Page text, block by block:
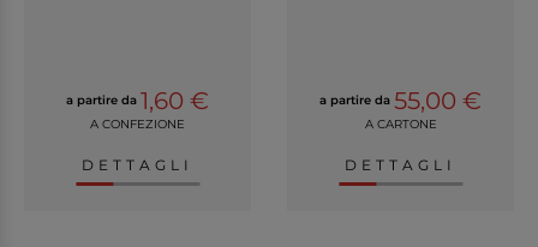
a partire da 1,60 €
A CONFEZIONE
DETTAGLI
a partire da 55,00 €
A CARTONE
DETTAGLI